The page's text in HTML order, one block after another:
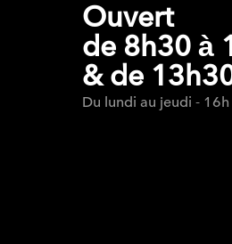
Ouvert
de 8h30 à
& de
Du lundi au jeudi -